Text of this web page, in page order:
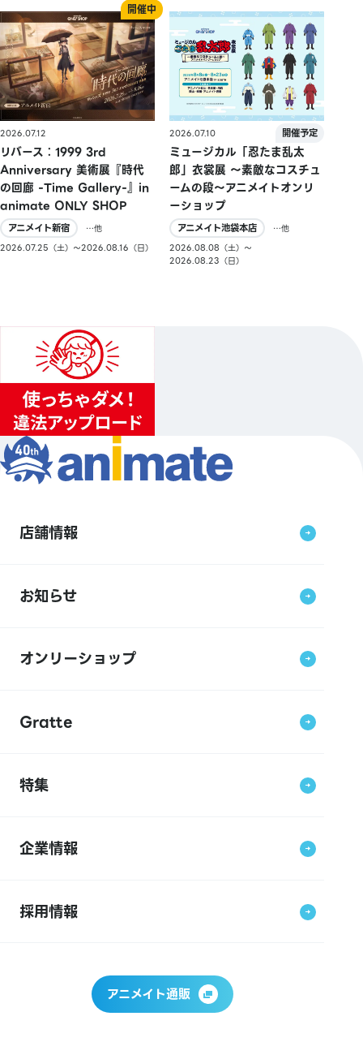
2026.07.12
リバース：1999 3rd
Anniversary 美術展『時代
の回廊 -Time Gallery-』in
animate ONLY SHOP
アニメイト新宿
…他
2026.07.25（土）〜2026.08.16（日）
2026.07.10
ミュージカル「忍たま乱太
郎」衣裳展 ～素敵なコスチュ
ームの段～アニメイトオンリ
ーショップ
アニメイト池袋本店
…他
2026.08.08（土）〜
2026.08.23（日）
店舗情報
お知らせ
オンリーショップ
Gratte
特集
企業情報
採用情報
アニメイト通販